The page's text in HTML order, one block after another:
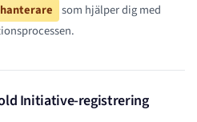
som hjälper dig med
Initiative-registrering